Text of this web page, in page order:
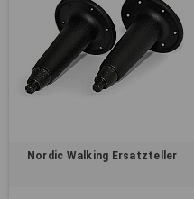
Nordic Walking Ersatzteller